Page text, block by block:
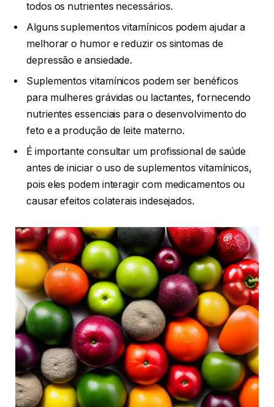
todos os nutrientes necessários.
Alguns suplementos vitamínicos podem ajudar a
melhorar o humor e reduzir os sintomas de
depressão e ansiedade.
Suplementos vitamínicos podem ser benéficos
para mulheres grávidas ou lactantes, fornecendo
nutrientes essenciais para o desenvolvimento do
feto e a produção de leite materno.
É importante consultar um profissional de saúde
antes de iniciar o uso de suplementos vitamínicos,
pois eles podem interagir com medicamentos ou
causar efeitos colaterais indesejados.